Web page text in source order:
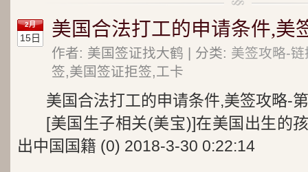
2月
15日 美国合法打工的申请条件,美
作者: 美国签证找大鹤 | 分类: 美签攻略-
签,美国签证拒签,工卡
美国合法打工的申请条件,美签攻略-
[美国生子相关(美宝)]在美国出生的
出中国国籍 (0) 2018-3-30 0:22:14